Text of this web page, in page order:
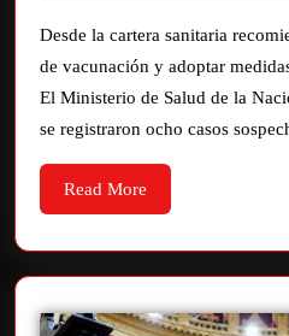
Desde la cartera sanitaria
de vacunación y adoptar
El Ministerio de Salud de la
se registraron ocho casos
Read More